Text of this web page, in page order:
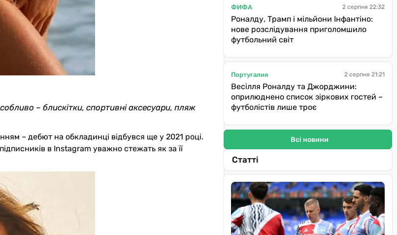
– блискітки, спортивні аксесуари, пляж
– дебют на обкладинці відбувся ще у 2021 році.
в Instagram уважно стежать як за її
ФИФА 2 серпня 22:32
Роналду, Трамп і мільйони Інфантіно:
нове розслідування приголомшило
футбольний світ
Португалия 2 серпня 21:21
Весілля Роналду та Джорджини:
оприлюднено список зіркових гостей –
футболістів лише троє
Всі новини
Статті